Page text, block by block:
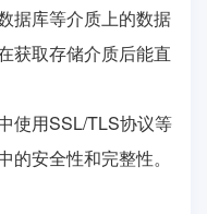
据库等介质上的数据
获取存储介质后能直
使用SSL/TLS协议等
安全性和完整性。